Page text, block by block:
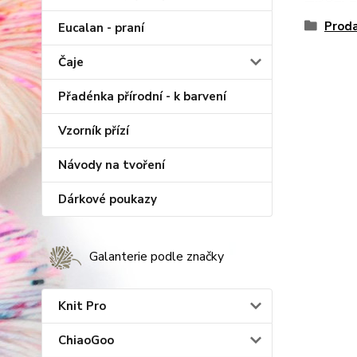
Eucalan - praní
Čaje
Přadénka přírodní - k barvení
Vzorník přízí
Návody na tvoření
Dárkové poukazy
Galanterie podle značky
Knit Pro
ChiaoGoo